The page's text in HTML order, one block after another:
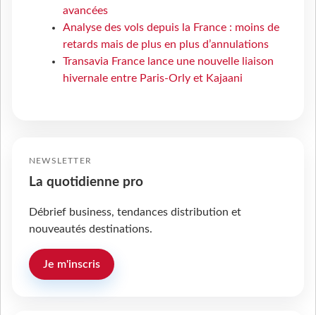
avancées
Analyse des vols depuis la France : moins de
retards mais de plus en plus d’annulations
Transavia France lance une nouvelle liaison
hivernale entre Paris-Orly et Kajaani
NEWSLETTER
La quotidienne pro
Débrief business, tendances distribution et
nouveautés destinations.
Je m'inscris